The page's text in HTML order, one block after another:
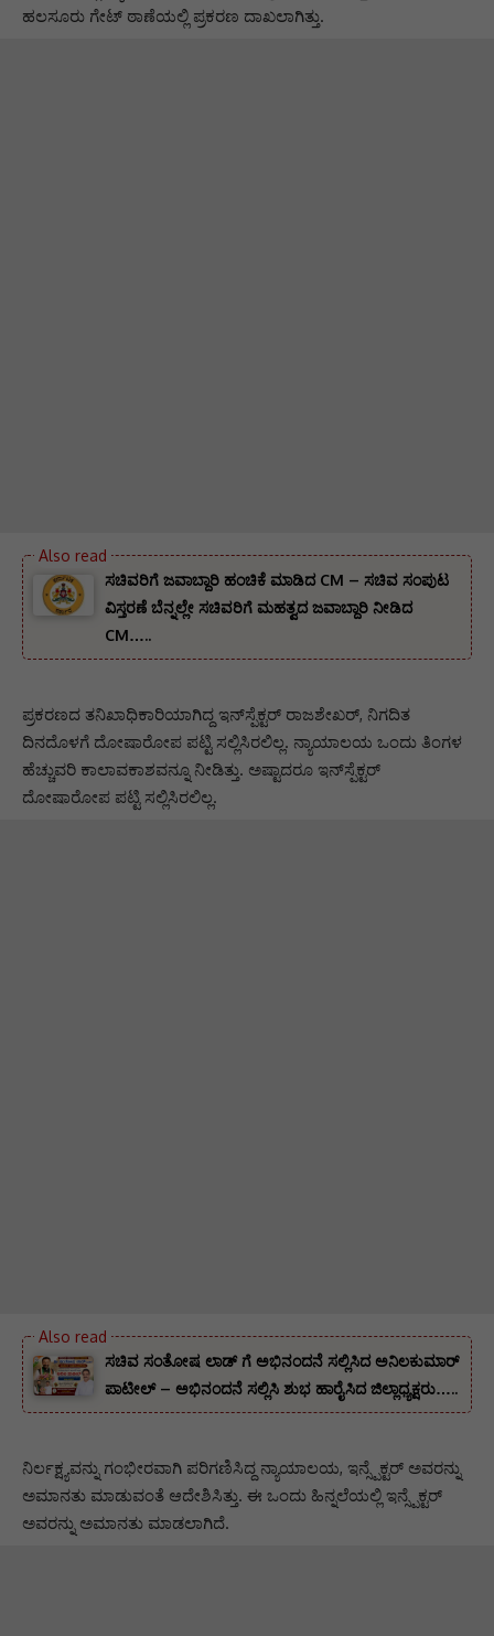
ಹಲಸೂರು ಗೇಟ್ ಠಾಣೆಯಲ್ಲಿ ಪ್ರಕರಣ ದಾಖಲಾಗಿತ್ತು.
ಸಚಿವರಿಗೆ ಜವಾಬ್ದಾರಿ ಹಂಚಿಕೆ ಮಾಡಿದ CM – ಸಚಿವ ಸಂಪುಟ
ವಿಸ್ತರಣೆ ಬೆನ್ನಲ್ಲೇ ಸಚಿವರಿಗೆ ಮಹತ್ವದ ಜವಾಬ್ದಾರಿ ನೀಡಿದ
CM…..
ಪ್ರಕರಣದ ತನಿಖಾಧಿಕಾರಿಯಾಗಿದ್ದ ಇನ್‌ಸ್ಪೆಕ್ಟರ್ ರಾಜಶೇಖರ್, ನಿಗದಿತ
ದಿನದೊಳಗೆ ದೋಷಾರೋಪ ಪಟ್ಟಿ ಸಲ್ಲಿಸಿರಲಿಲ್ಲ. ನ್ಯಾಯಾಲಯ ಒಂದು ತಿಂಗಳ
ಹೆಚ್ಚುವರಿ ಕಾಲಾವಕಾಶವನ್ನೂ ನೀಡಿತ್ತು. ಅಷ್ಟಾದರೂ ಇನ್‌ಸ್ಪೆಕ್ಟರ್‌
ದೋಷಾರೋಪ ಪಟ್ಟಿ ಸಲ್ಲಿಸಿರಲಿಲ್ಲ.
ಸಚಿವ ಸಂತೋಷ ಲಾಡ್ ಗೆ ಅಭಿನಂದನೆ ಸಲ್ಲಿಸಿದ ಅನಿಲಕುಮಾರ್
ಪಾಟೀಲ್ – ಅಭಿನಂದನೆ ಸಲ್ಲಿಸಿ ಶುಭ ಹಾರೈಸಿದ ಜಿಲ್ಲಾಧ್ಯಕ್ಷರು…..
ನಿರ್ಲಕ್ಷ್ಯವನ್ನು ಗಂಭೀರವಾಗಿ ಪರಿಗಣಿಸಿದ್ದ ನ್ಯಾಯಾಲಯ, ಇನ್ಸ್ಪೆಕ್ಟರ್ ಅವರನ್ನು
ಅಮಾನತು ಮಾಡುವಂತೆ ಆದೇಶಿಸಿತ್ತು. ಈ ಒಂದು ಹಿನ್ನಲೆಯಲ್ಲಿ ಇನ್ಸ್ಪೆಕ್ಟರ್
ಅವರನ್ನು ಅಮಾನತು ಮಾಡಲಾಗಿದೆ.